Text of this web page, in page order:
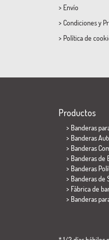
> Envío
> Condicionesy
> Política de
Productos
> Banderas
> Banderas
> Banderas
> Banderas de
> Banderas
> Banderas de
> Fábrica de
> Banderas